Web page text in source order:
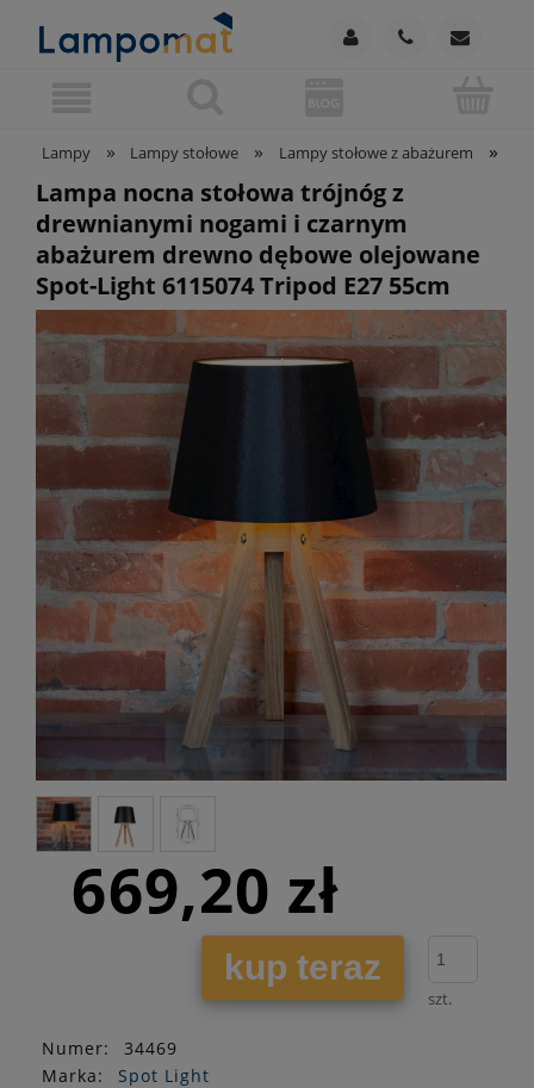
Lampy » Lampy stołowe » Lampy stołowe z abażurem »
Lampa nocna stołowa trójnóg z
drewnianymi nogami i czarnym
abażurem drewno dębowe olejowane
Spot-Light 6115074 Tripod E27 55cm
669,20 zł
kup teraz
szt.
Numer:
34469
Marka:
Spot Light